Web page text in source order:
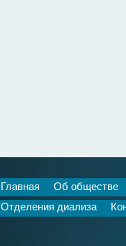
Главная
Об обществе
Отделения диализа